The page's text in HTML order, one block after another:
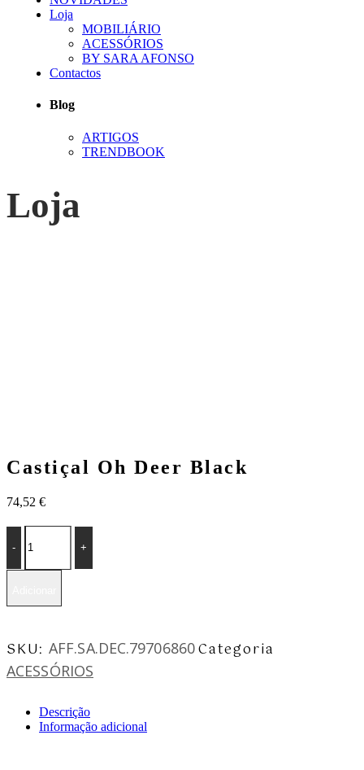
Loja
MOBILIÁRIO
ACESSÓRIOS
BY SARA AFONSO
Contactos
Blog
ARTIGOS
TRENDBOOK
Loja
Castiçal Oh Deer Black
74,52 €
Oh
SKU: AFF.SA.DEC.79706860Categoria
ACESSÓRIOS
Descrição
Informação adicional